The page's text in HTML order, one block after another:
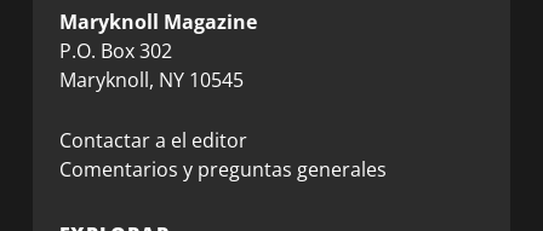
Maryknoll Magazine
P.O. Box 302
Maryknoll, NY 10545
Contactar a el editor
Comentarios y preguntas generales